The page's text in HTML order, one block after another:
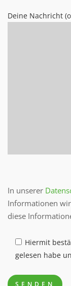
Deine Nachricht
In unserer
Informationen
diese
Hiermit
gelesen habe